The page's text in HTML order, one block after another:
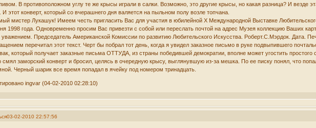
В противоположном углу те же крысы играли в салки. Возможно, это другие крысы, но какая разница? И везде
И этот конверт, который со вчерашнего дня валяется на пыльном полу возле топчана.
мистер Лукашук! Имеем честь пригласить Вас для участия в юбилейной Х Международной Выставке
1998 года. Одновременно просим Вас привезти с собой или переслать почтой на адрес Музея коллекцию Ваших
уважением. Председатель Американской Комиссии по развитию Любительского Искусства. Роберт.С.Мэрдок. Дата.
перечитал этот текст. Черт бы побрал тот день, когда я увидел заказное письмо в руке подвыпившего
который получает заказные письма ОТТУДА, из страны победившей демократии, вполне может угостить
смял заморский конверт и бросил, целясь в очередную крысу, выглянувшую из-за мешка. По ее писку понял, что
Черный шарик все время попадал в ячейку под номером тринадцать.
ingvar (04-02-2010 02:28:10)
03-02-2010 22:57:56